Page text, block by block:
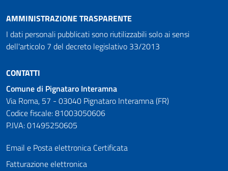
AMMINISTRAZIONE TRASPARENTE
I dati personali pubblicati sono riutilizzabili solo ai sensi
dell'articolo 7 del decreto legislativo 33/2013
CONTATTI
Comune di Pignataro Interamna
Via Roma, 57 - 03040 Pignataro Interamna (FR)
Codice fiscale: 81003050606
P.IVA: 01495250605
Email e Posta elettronica Certificata
Fatturazione elettronica